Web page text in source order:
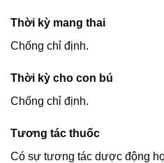
Thời kỳ mang thai
Chống chỉ định.
Thời kỳ cho con bú
Chống chỉ định.
Tương tác thuốc
Có sự tương tác dược động